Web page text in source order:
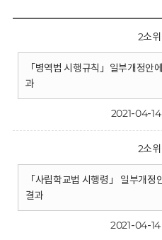
2소
「병역법 시행규칙」일부개정안
과
2021-04-14
2소
「사립학교법 시행령」 일부개
결과
2021-04-14